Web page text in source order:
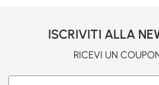
ISCRIVITI ALLA
RICEVI UN